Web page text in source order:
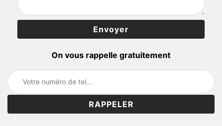
On vous rappelle gratuitement